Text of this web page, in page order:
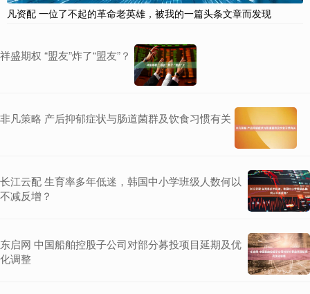
凡资配 一位了不起的革命老英雄，被我的一篇头条文章而发现
祥盛期权 “盟友”炸了“盟友”？
非凡策略 产后抑郁症状与肠道菌群及饮食习惯有关
长江云配 生育率多年低迷，韩国中小学班级人数何以
不减反增？
东启网 中国船舶控股子公司对部分募投项目延期及优
化调整